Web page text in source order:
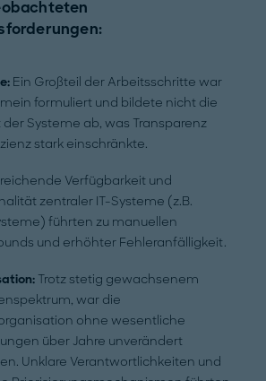
Ein Großteil der Arbeitsschritte war
formuliert und bildete nicht die
der Systeme ab, was Transparenz
stark einschränkte.
Verfügbarkeit und
zentraler IT-Systeme (z.B.
führten zu manuellen
und erhöhter Fehleranfälligkeit.
Trotz stetig gewachsenem
war die
ohne wesentliche
über Jahre unverändert
Unklare Verantwortlichkeiten und